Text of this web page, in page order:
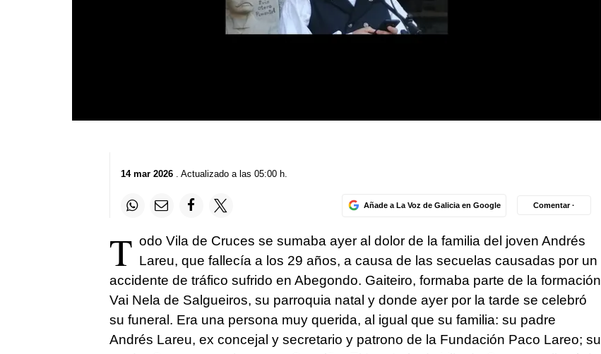
14 mar 2026. Actualizado a las 05:00 h.
Añade a La Voz de Galicia en Google Comentar ·
T odo Vila de Cruces se sumaba ayer al dolor de la familia del joven Andrés
Lareu, que fallecía a los 29 años, a causa de las secuelas causadas por un
accidente de tráfico sufrido en Abegondo. Gaiteiro, formaba parte de la formación
Vai Nela de Salgueiros, su parroquia natal y donde ayer por la tarde se celebró
su funeral. Era una persona muy querida, al igual que su familia: su padre
Andrés Lareu, ex concejal y secretario y patrono de la Fundación Paco Lareo; su